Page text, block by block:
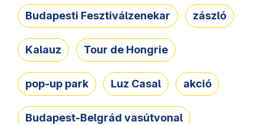
Budapesti Fesztiválzenekar zászló
Kalauz Tour de Hongrie
pop-up park Luz Casal akció
Budapest-Belgrád vasútvonal